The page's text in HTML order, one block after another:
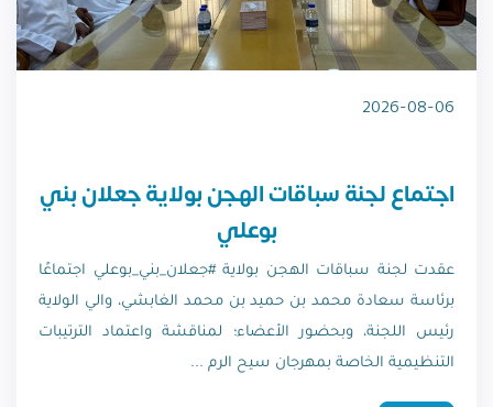
2026-08-06
اجتماع لجنة سباقات الهجن بولاية جعلان بني
بوعلي
عقدت لجنة سباقات الهجن بولاية #جعلان_بني_بوعلي اجتماعًا
برئاسة سعادة محمد بن حميد بن محمد الغابشي، والي الولاية
رئيس اللجنة، وبحضور الأعضاء؛ لمناقشة واعتماد الترتيبات
التنظيمية الخاصة بمهرجان سيح الرم ...